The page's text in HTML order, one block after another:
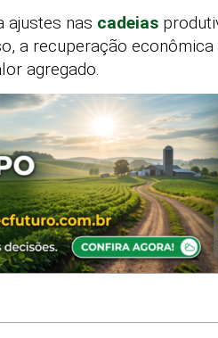
ajustes nas cadeias
a recuperação
agregado.